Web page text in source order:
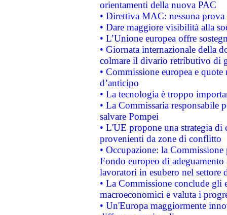
orientamenti della nuova PAC
• Direttiva MAC: nessuna
• Dare maggiore visibilità alla
• L’Unione europea offre
• Giornata internazionale della
colmare il divario retributivo di
• Commissione europea e
d’anticipo
• La tecnologia è troppo
• La Commissaria responsabile
salvare Pompei
• L'UE propone una strategia
provenienti da zone di conflitto
• Occupazione: la
Fondo europeo di
lavoratori in esubero nel
• La Commissione conclude
macroeconomici e valuta i
• Un'Europa maggiormente